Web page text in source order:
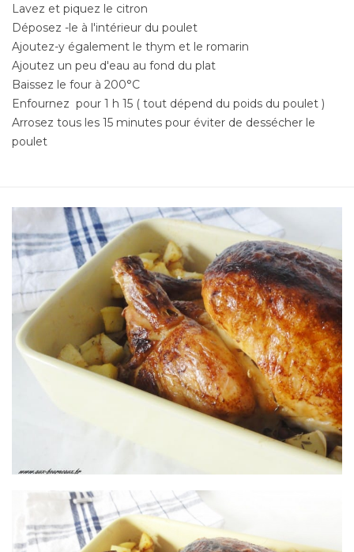
Lavez et piquez le citron
Déposez -le à l'intérieur du poulet
Ajoutez-y également le thym et le romarin
Ajoutez un peu d'eau au fond du plat
Baissez le four à 200°C
Enfournez pour 1 h 15 ( tout dépend du poids du poulet )
Arrosez tous les 15 minutes pour éviter de dessécher le
poulet